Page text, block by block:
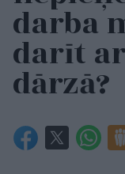
darba
darīt
dārzā?